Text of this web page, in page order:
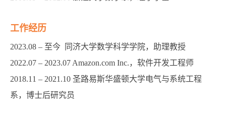
工作经历
2023.08 – 至今
同济大学数学科学学院，助理教授
2022.07 – 2023.07 Amazon.com Inc.，软件开发工程师
2018.11 – 2021.10 圣路易斯华盛顿大学电气与系统工程
系，博士后研究员